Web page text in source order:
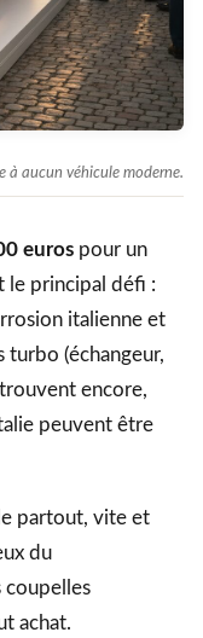
à aucun véhicule moderne.
euros pour un
le principal défi :
italienne et
turbo (échangeur,
encore,
peuvent être
partout, vite et
du
coupelles
achat.